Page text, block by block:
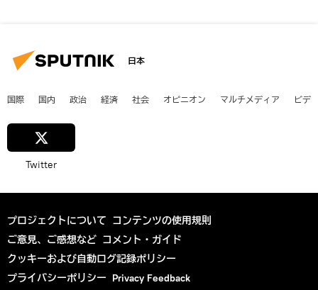
日本
国際 国内 政治 経済 社会 オピニオン マルチメディア ビデ
Twitter
プロジェクトについて コンテンツの使用規則
ご意見、ご感想など コメント・ガイド
クッキーおよび自動ログ記録ポリシー
プライバシーポリシー Privacy Feedback